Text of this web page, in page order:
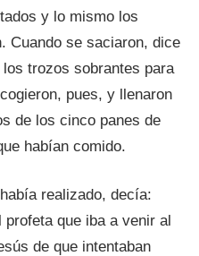
y lo mismo los
Cuando se saciaron, dice
trozos sobrantes para
pues, y llenaron
de los cinco panes de
habían comido.
realizado, decía:
que iba a venir al
de que intentaban